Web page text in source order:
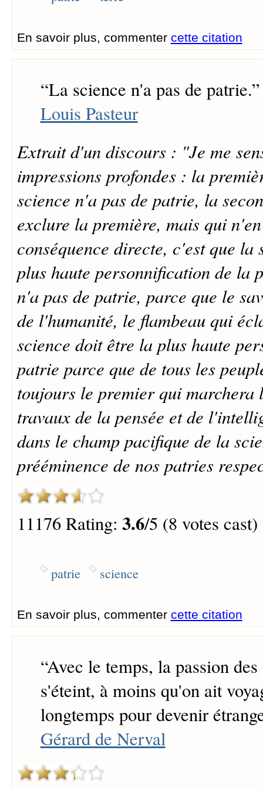
En savoir plus, commenter cette citation
“La science n'a pas de patrie.”
Louis Pasteur
Extrait d'un discours : "Je me
impressions profondes : la
science n'a pas de patrie, la
exclure la première, mais qui
conséquence directe, c'est que
plus haute personnification de la
n'a pas de patrie, parce que le
de l'humanité, le flambeau qui
science doit être la plus haute
patrie parce que de tous les
toujours le premier qui marchera
travaux de la pensée et de
dans le champ pacifique de la
prééminence de nos patries
11176 Rating: 3.6/5 (8 votes cast)
patrie science
En savoir plus, commenter cette citation
“Avec le temps, la passion des
s'éteint, à moins qu'on ait
longtemps pour devenir
Gérard de Nerval